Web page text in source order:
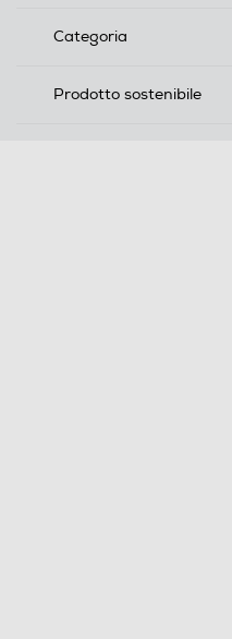
Categoria
Prodotto sostenibile